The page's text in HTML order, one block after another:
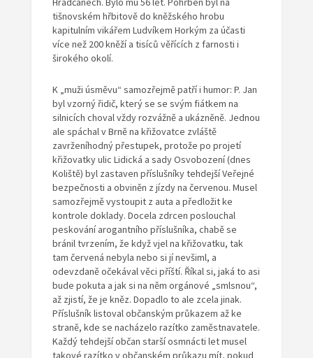
tišnovském hřbitově do kněžského hrobu
kapitulním vikářem Ludvíkem Horkým za účasti
více než 200 kněží a tisíců věřících z farnosti i
širokého okolí.
K „muži úsměvu“ samozřejmě patří i humor: P. Jan
byl vzorný řidič, který se se svým fiátkem na
silnicích choval vždy rozvážně a ukázněně. Jednou
ale spáchal v Brně na křižovatce zvláště
zavrženíhodný přestupek, protože po projetí
křižovatky ulic Lidická a sady Osvobození (dnes
Koliště) byl zastaven příslušníky tehdejší Veřejné
bezpečnosti a obviněn z jízdy na červenou. Musel
samozřejmě vystoupit z auta a předložit ke
kontrole doklady. Docela zdrcen poslouchal
peskování arogantního příslušníka, chabě se
bránil tvrzením, že když vjel na křižovatku, tak
tam červená nebyla nebo si jí nevšiml, a
odevzdaně očekával věci příští. Říkal si, jaká to asi
bude pokuta a jak si na něm orgánové „smlsnou“,
až zjistí, že je kněz. Dopadlo to ale zcela jinak.
Příslušník listoval občanským průkazem až ke
straně, kde se nacházelo razítko zaměstnavatele.
Každý tehdejší občan starší osmnácti let musel
takové razítko v občanském průkazu mít, pokud